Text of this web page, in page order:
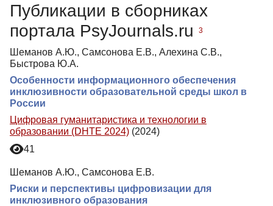
Публикации в сборниках
портала PsyJournals.ru
3
Шеманов А.Ю., Самсонова Е.В., Алехина С.В.,
Быстрова Ю.А.
Особенности информационного обеспечения
инклюзивности образовательной среды школ в
России
Цифровая гуманитаристика и технологии в
образовании (DHTE 2024) (2024)
41
Шеманов А.Ю., Самсонова Е.В.
Риски и перспективы цифровизации для
инклюзивного образования